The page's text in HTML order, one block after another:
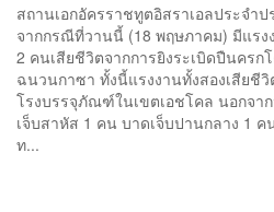
สถานเอกอัครราชทูตอิสราเอลประจำป
จากกรณีที่วานนี้ (18 พฤษภาคม) มีแรง
2 คนเสียชีวิตจากการยิงระเบิดปืนครก
ฉนวนกาซา ทั้งนี้แรงงานทั้งสองเสียชี
โรงบรรจุภัณฑ์ในเขตเอชโคล นอกจา
เจ็บสาหัส 1 คน บาดเจ็บปานกลาง 1
ท...